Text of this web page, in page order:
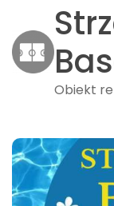
Obiekt